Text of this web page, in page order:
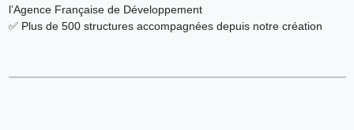
l’Agence Française de Développement
✅ Plus de 500 structures accompagnées depuis notre création